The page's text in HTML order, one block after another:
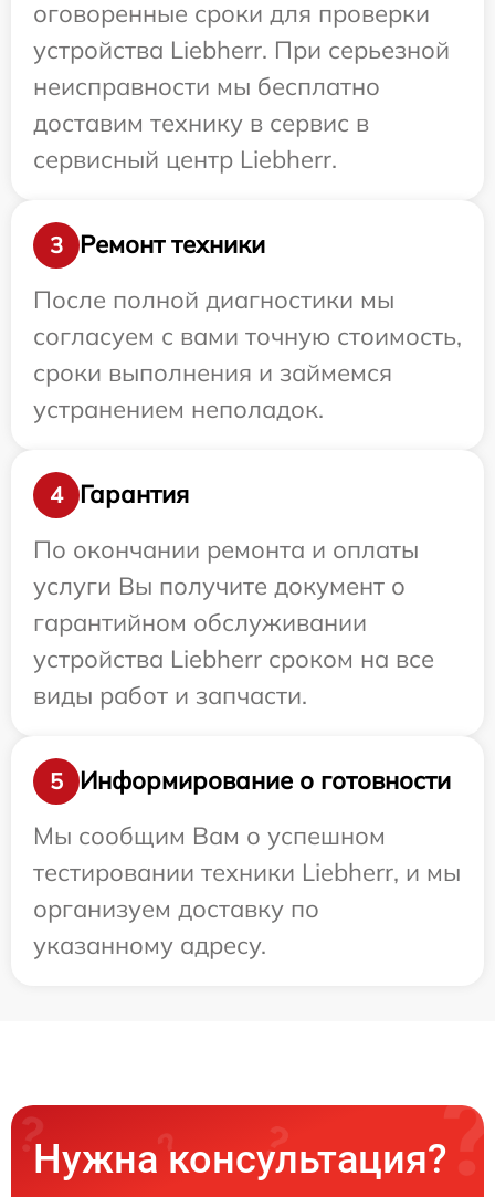
оговоренные сроки для проверки
устройства Liebherr. При серьезной
неисправности мы бесплатно
доставим технику в сервис в
сервисный центр Liebherr.
3
Ремонт техники
После полной диагностики мы
согласуем с вами точную стоимость,
сроки выполнения и займемся
устранением неполадок.
4
Гарантия
По окончании ремонта и оплаты
услуги Вы получите документ о
гарантийном обслуживании
устройства Liebherr сроком на все
виды работ и запчасти.
5
Информирование о готовности
Мы сообщим Вам о успешном
тестировании техники Liebherr, и мы
организуем доставку по
указанному адресу.
Нужна консультация?